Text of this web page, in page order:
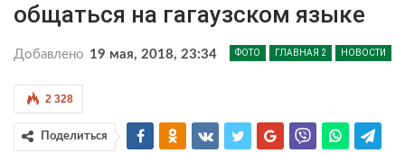
общаться на гагаузском языке
ФОТО ГЛАВНАЯ 2 НОВОСТИ
Добавлено 19 мая, 2018, 23:34
2 328
Поделиться